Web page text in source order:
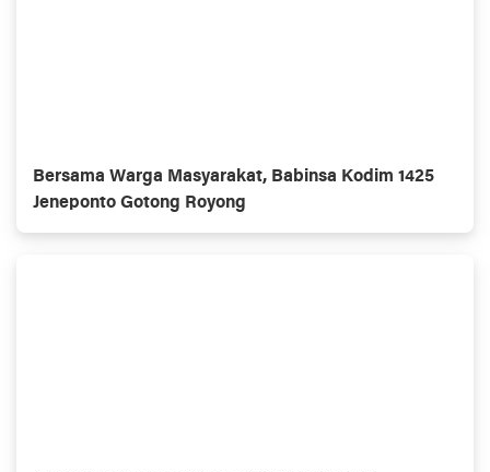
Bersama Warga Masyarakat, Babinsa Kodim 1425
Jeneponto Gotong Royong